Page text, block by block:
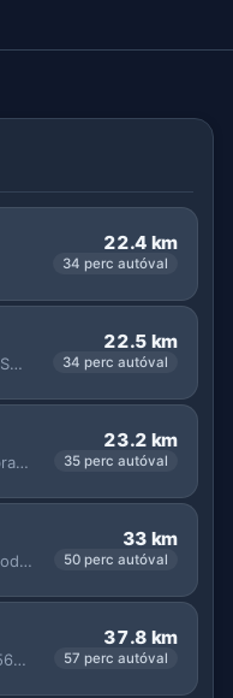
22.4 km
34 perc autóval
Komenského 2796/60, Snina
22.5 km
34 perc autóval
Pavla Horova 1416, Sobrance
23.2 km
35 perc autóval
Vulytsia Henerala Svobody 9Б, Uzhhorodska miska hromada
33 km
50 perc autóval
Kaufland, Štefánikova 5684/50, 066 01 Humenné, Slovensko
37.8 km
57 perc autóval